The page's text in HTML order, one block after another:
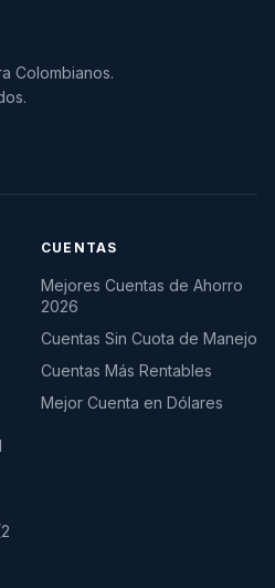
Colombianos.
CUENTAS
Mejores Cuentas de Ahorro
2026
Cuentas Sin Cuota de Manejo
Cuentas Más Rentables
Mejor Cuenta en Dólares